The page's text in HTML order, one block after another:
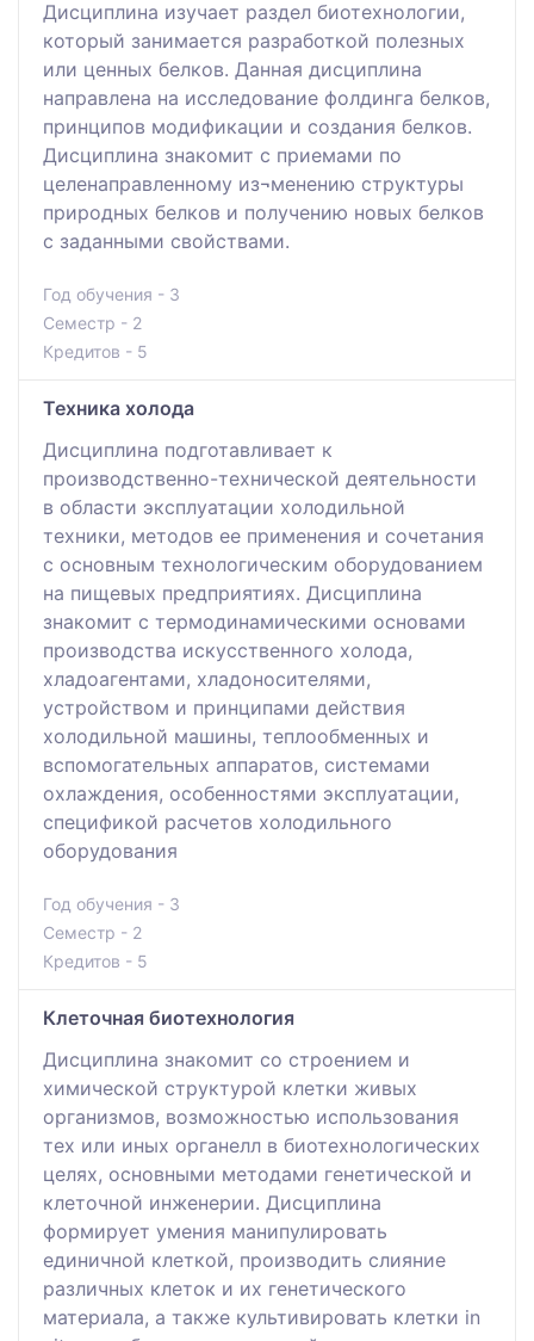
Дисциплина изучает раздел биотехнологии,
который занимается разработкой полезных
или ценных белков. Данная дисциплина
направлена на исследование фолдинга белков,
принципов модификации и создания белков.
Дисциплина знакомит с приемами по
целенаправленному из¬менению структуры
природных белков и получению новых белков
с заданными свойствами.
Год обучения - 3
Семестр - 2
Кредитов - 5
Техника холода
Дисциплина подготавливает к
производственно-технической деятельности
в области эксплуатации холодильной
техники, методов ее применения и сочетания
с основным технологическим оборудованием
на пищевых предприятиях. Дисциплина
знакомит с термодинамическими основами
производства искусственного холода,
хладоагентами, хладоносителями,
устройством и принципами действия
холодильной машины, теплообменных и
вспомогательных аппаратов, системами
охлаждения, особенностями эксплуатации,
спецификой расчетов холодильного
оборудования
Год обучения - 3
Семестр - 2
Кредитов - 5
Клеточная биотехнология
Дисциплина знакомит со строением и
химической структурой клетки живых
организмов, возможностью использования
тех или иных органелл в биотехнологических
целях, основными методами генетической и
клеточной инженерии. Дисциплина
формирует умения манипулировать
единичной клеткой, производить слияние
различных клеток и их генетического
материала, а также культивировать клетки in